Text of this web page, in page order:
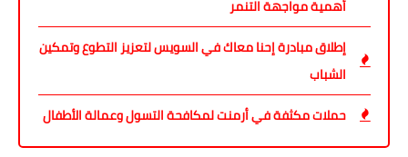
أهمية مواجهة التنمر
إطلاق مبادرة إحنا معاك في السويس لتعزيز التطوع وتمكين
الشباب
حملات مكثفة في أرمنت لمكافحة التسول وعمالة الأطفال